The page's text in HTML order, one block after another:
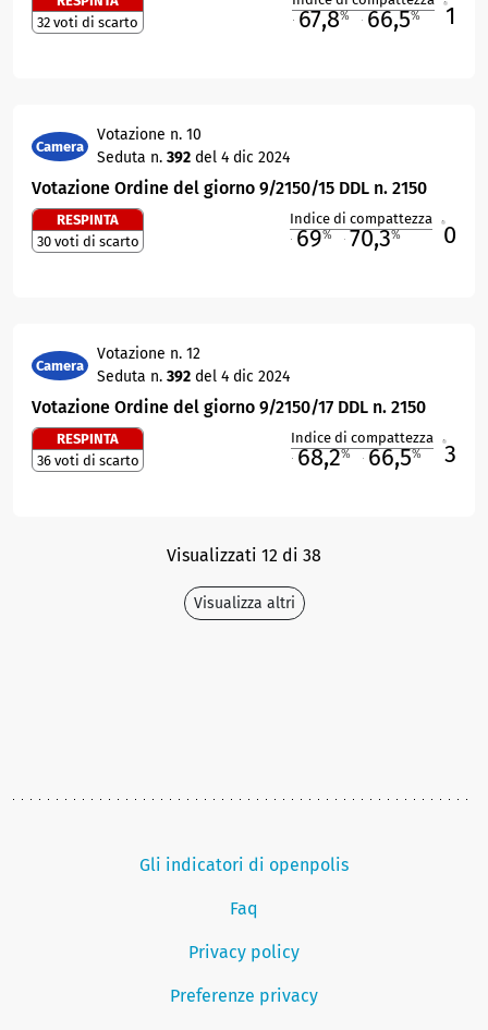
32 voti di scarto
67,8% 66,5% 1
Camera
Votazione n. 10
Seduta n. 392 del 4 dic 2024
Votazione Ordine del giorno 9/2150/15 DDL n. 2150
RESPINTA
30 voti di scarto
Indice di compattezza
69% 70,3% 0
Camera
Votazione n. 12
Seduta n. 392 del 4 dic 2024
Votazione Ordine del giorno 9/2150/17 DDL n. 2150
RESPINTA
36 voti di scarto
Indice di compattezza
68,2% 66,5% 3
Visualizzati 12 di 38
Visualizza altri
Gli indicatori di openpolis
Faq
Privacy policy
Preferenze privacy